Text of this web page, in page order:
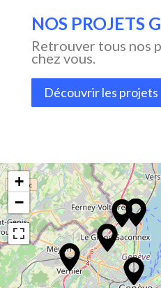
NOS PROJETS
Retrouver tous nos
chez vous.
Découvrir les projets
+
−